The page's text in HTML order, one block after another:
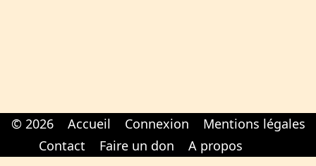
© 2026 Accueil Connexion
Mentions légales
Contact
Faire un don A propos